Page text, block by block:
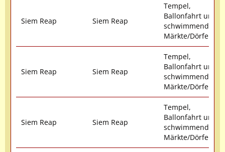
Siem Reap Siem Reap
Tempel,
Ballonfahrt und
schwimmende
Märkte/Dörfer
Siem Reap Siem Reap
Tempel,
Ballonfahrt und
schwimmende
Märkte/Dörfer
Siem Reap Siem Reap
Tempel,
Ballonfahrt und
schwimmende
Märkte/Dörfer